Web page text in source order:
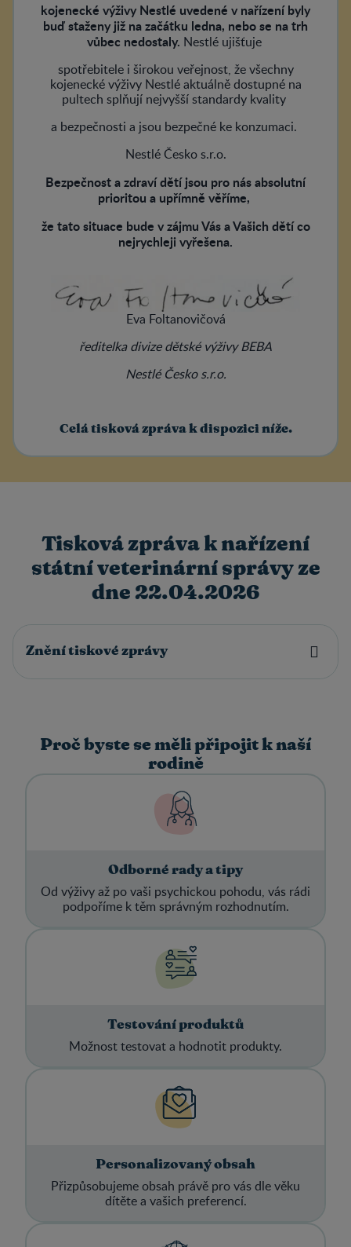
kojenecké výživy Nestlé uvedené v nařízení byly
buď staženy již na začátku ledna, nebo se na trh
vůbec nedostaly. Nestlé ujišťuje
spotřebitele i širokou veřejnost, že všechny
kojenecké výživy Nestlé aktuálně dostupné na
pultech splňují nejvyšší standardy kvality
a bezpečnosti a jsou bezpečné ke konzumaci.
Nestlé Česko s.r.o.
Bezpečnost a zdraví dětí jsou pro nás absolutní
prioritou a upřímně věříme,
že tato situace bude v zájmu Vás a Vašich dětí co
nejrychleji vyřešena.
Eva Foltanovičová
ředitelka divize dětské výživy BEBA
Nestlé Česko s.r.o.
Celá tisková zpráva k dispozici níže.
Tisková zpráva k nařízení
státní veterinární správy ze
dne 22.04.2026
Znění tiskové zprávy
Proč byste se měli připojit k naší
rodině
Odborné rady a tipy
Od výživy až po vaši psychickou pohodu, vás rádi
podpoříme k těm správným rozhodnutím.
Testování produktů
Možnost testovat a hodnotit produkty.
Personalizovaný obsah
Přizpůsobujeme obsah právě pro vás dle věku
dítěte a vašich preferencí.